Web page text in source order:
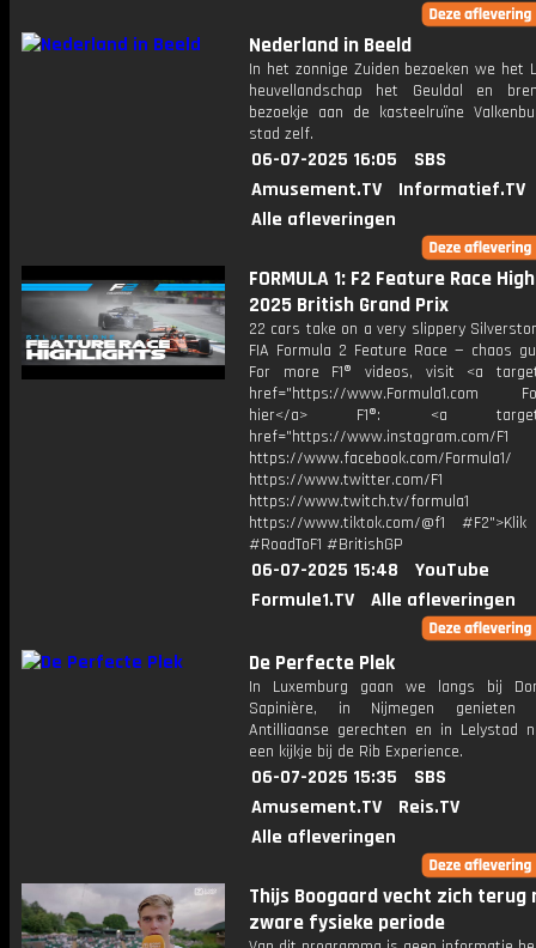
Nederland in Beeld
In het zonnige Zuiden bezoeken we het
heuvellandschap het Geuldal en
bezoekje aan de kasteelruïne
stad zelf.
06-07-2025 16:05
SBS
Amusement.TV
Informatief.TV
Alle afleveringen
FORMULA 1: F2 Feature Race
2025 British Grand Prix
22 cars take on a very slippery
FIA Formula 2 Feature Race — chaos
For more F1® videos, visit <a
href="https://www.Formula1.com
hier</a> F1®: <a
href="https://www.instagram.com/F1
https://www.facebook.com/Formula1/
https://www.twitter.com/F1
https://www.twitch.tv/formula1
https://www.tiktok.com/@f1
#RoadToF1 #BritishGP
06-07-2025 15:48
YouTube
Formule1.TV
Alle afleveringen
De Perfecte Plek
In Luxemburg gaan we langs bij
Sapinière, in Nijmegen
Antilliaanse gerechten en in Lelystad
een kijkje bij de Rib Experience.
06-07-2025 15:35
SBS
Amusement.TV
Reis.TV
Alle afleveringen
Thijs Boogaard vecht zich terug
zware fysieke periode